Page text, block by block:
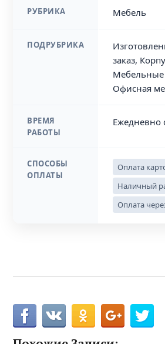
РУБРИКА Мебель
ПОДРУБРИКА
заказ,
Офисная
ВРЕМЯ
РАБОТЫ
Ежедневно
СПОСОБЫ
ОПЛАТЫ
Оплата
Наличный
Оплата